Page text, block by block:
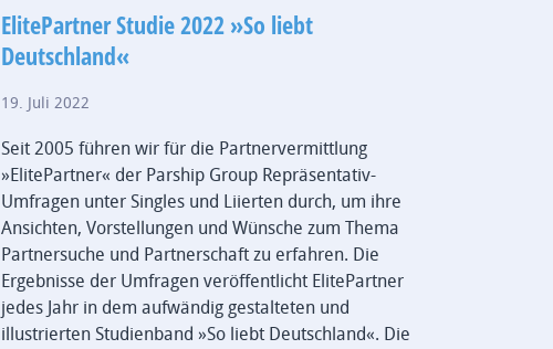
ElitePartner Studie 2022 »So liebt
Deutschland«
19. Juli 2022
Seit 2005 führen wir für die Partnervermittlung
»ElitePartner« der Parship Group Repräsentativ-
Umfragen unter Singles und Liierten durch, um ihre
Ansichten, Vorstellungen und Wünsche zum Thema
Partnersuche und Partnerschaft zu erfahren. Die
Ergebnisse der Umfragen veröffentlicht ElitePartner
jedes Jahr in dem aufwändig gestalteten und
illustrierten Studienband »So liebt Deutschland«. Die